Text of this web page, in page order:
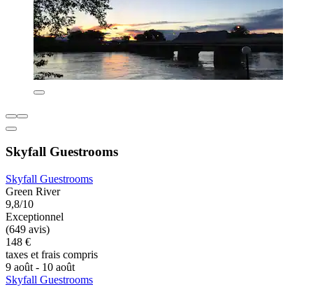
Skyfall Guestrooms
Skyfall Guestrooms
Green River
9,8/10
Exceptionnel
(649 avis)
148 €
taxes et frais compris
9 août - 10 août
Skyfall Guestrooms